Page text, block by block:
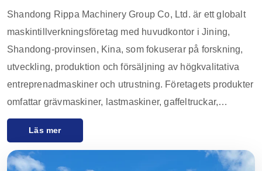
Shandong Rippa Machinery Group Co, Ltd. är ett globalt
maskintillverkningsföretag med huvudkontor i Jining,
Shandong-provinsen, Kina, som fokuserar på forskning,
utveckling, produktion och försäljning av högkvalitativa
entreprenadmaskiner och utrustning. Företagets produkter
omfattar grävmaskiner, lastmaskiner, gaffeltruckar,
kompaktlastare och deras tillbehör, som används i stor
anläggningsindustrin, gruvindustrin och andra industrier.
Läs mer